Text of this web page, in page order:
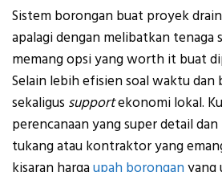
Sistem borongan buat proyek
apalagi dengan melibatkan tenaga
memang opsi yang worth it buat
Selain lebih efisien soal waktu dan
sekaligus supportekonomi lokal.
perencanaan yang super detail
tukang atau kontraktor yang
kisaran hargaupah boronganyang